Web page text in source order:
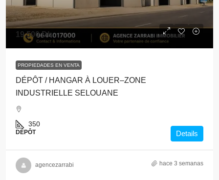
19,500 Dh
PROPIEDADES EN VENTA
DÉPÔT / HANGAR À LOUER–ZONE
INDUSTRIELLE SELOUANE
350
DÉPÔT Details
agencezarrabi hace 3 semanas